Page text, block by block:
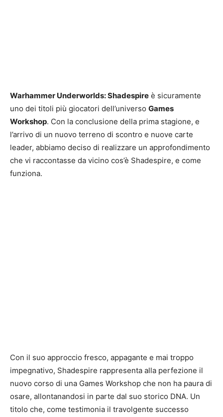
Warhammer Underworlds: Shadespire è sicuramente
uno dei titoli più giocatori dell’universo Games
Workshop. Con la conclusione della prima stagione, e
l’arrivo di un nuovo terreno di scontro e nuove carte
leader, abbiamo deciso di realizzare un approfondimento
che vi raccontasse da vicino cos’è Shadespire, e come
funziona.
Con il suo approccio fresco, appagante e mai troppo
impegnativo, Shadespire rappresenta alla perfezione il
nuovo corso di una Games Workshop che non ha paura di
osare, allontanandosi in parte dal suo storico DNA. Un
titolo che, come testimonia il travolgente successo